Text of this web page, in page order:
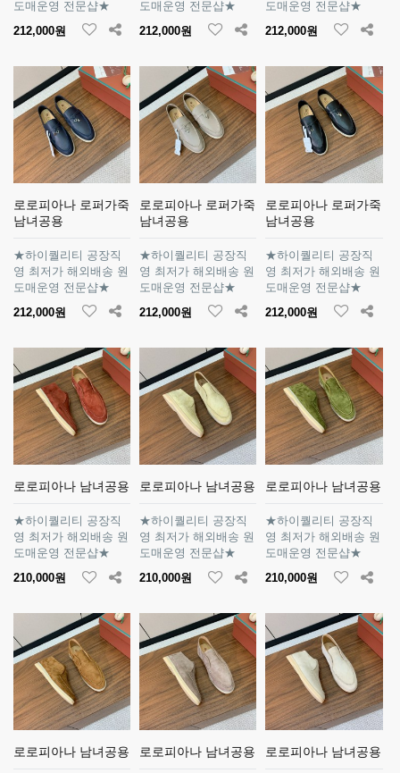
도매운영 전문샵★
212,000원
도매운영 전문샵★
212,000원
도매운영 전문샵★
212,000원
로로피아나 로퍼가죽
남녀공용
★하이퀄리티 공장직
영 최저가 해외배송 원
도매운영 전문샵★
212,000원
로로피아나 로퍼가죽
남녀공용
★하이퀄리티 공장직
영 최저가 해외배송 원
도매운영 전문샵★
212,000원
로로피아나 로퍼가죽
남녀공용
★하이퀄리티 공장직
영 최저가 해외배송 원
도매운영 전문샵★
212,000원
로로피아나 남녀공용
★하이퀄리티 공장직
영 최저가 해외배송 원
도매운영 전문샵★
210,000원
로로피아나 남녀공용
★하이퀄리티 공장직
영 최저가 해외배송 원
도매운영 전문샵★
210,000원
로로피아나 남녀공용
★하이퀄리티 공장직
영 최저가 해외배송 원
도매운영 전문샵★
210,000원
로로피아나 남녀공용 로로피아나 남녀공용 로로피아나 남녀공용